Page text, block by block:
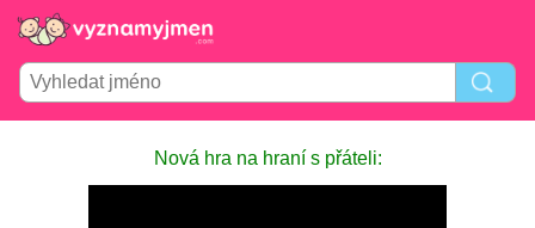
Nová hra na hraní s přáteli: